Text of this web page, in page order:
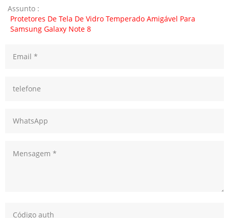
Assunto :
Protetores De Tela De Vidro Temperado Amigável Para
Samsung Galaxy Note 8